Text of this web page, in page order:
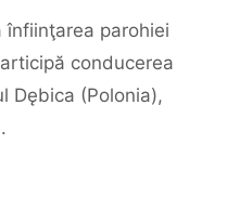
parohiei
conducerea
Dębica (Polonia),